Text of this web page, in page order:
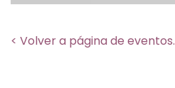
< Volver a página de eventos.